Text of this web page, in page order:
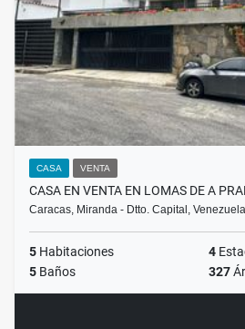
CASA VENTA
CASA EN VENTA EN LOMAS DE A
Caracas, Miranda - Dtto. Capital, Venezuela
5 Habitaciones 4
5 Baños 327